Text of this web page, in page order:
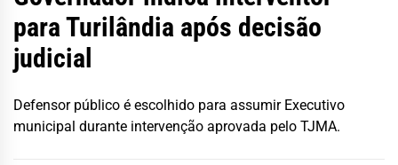
para Turilândia após decisão
judicial
Defensor público é escolhido para assumir Executivo
municipal durante intervenção aprovada pelo TJMA.